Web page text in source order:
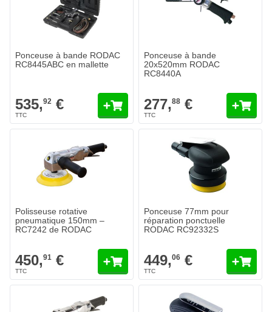
Ponceuse à bande RODAC
RC8445ABC en mallette
535,92 €
Ponceuse à bande
20x520mm RODAC
RC8440A
277,88 €
Polisseuse rotative
pneumatique 150mm –
RC7242 de RODAC
450,91 €
Ponceuse 77mm pour
réparation ponctuelle
RODAC RC92332S
449,06 €